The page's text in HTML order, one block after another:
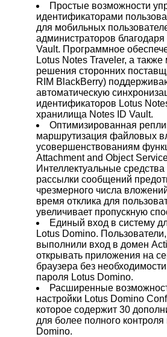
Простые возможности
идентификаторами
для мобильных
администраторов
Vault. Программное
Lotus Notes Traveler, а
решения сторонних
RIM BlackBerry)
автоматическую
идентификаторов Lotus
хранилища Notes ID Vault.
Оптимизированная
маршрутизация файловых
усовершенствованиям
Attachment and Object
Интеллектуальные
рассылки сообщений
чрезмерного числа
время отклика для
увеличивает пропускную
Единый вход в систему
Lotus Domino.
выполнили вход в домен
открывать приложения на
браузера без
пароля Lotus Domino.
Расширенные
настройки Lotus Domino
которое содержит 30
для более полного
Domino.